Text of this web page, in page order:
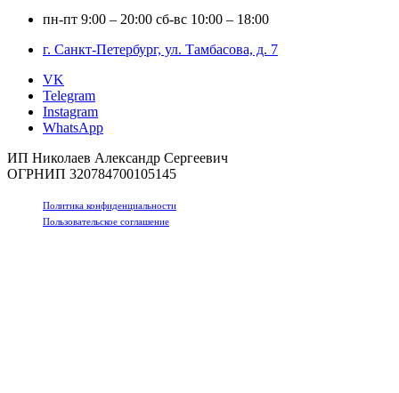
пн-пт 9:00 – 20:00 сб-вс 10:00 – 18:00
г. Санкт-Петербург, ул. Тамбасова, д. 7
VK
Telegram
Instagram
WhatsApp
ИП Николаев Александр Сергеевич
ОГРНИП 320784700105145
Политика конфиденциальности
Пользовательское соглашение